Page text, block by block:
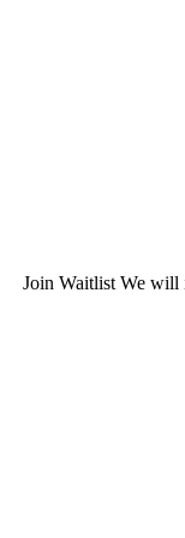
Join Waitlist We will